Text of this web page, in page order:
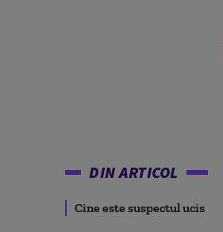
DIN ARTICOL
Cine este suspectul ucis